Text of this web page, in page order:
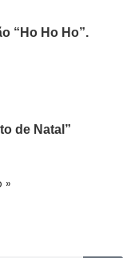
“Ho Ho Ho”.
de Natal”
»